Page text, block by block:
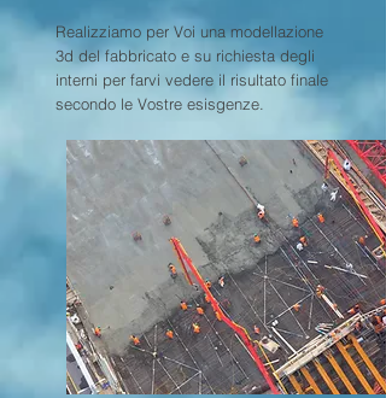
Realizziamo per Voi una modellazione
3d del fabbricato e su richiesta degli
interni per farvi vedere il risultato finale
secondo le Vostre esisgenze.